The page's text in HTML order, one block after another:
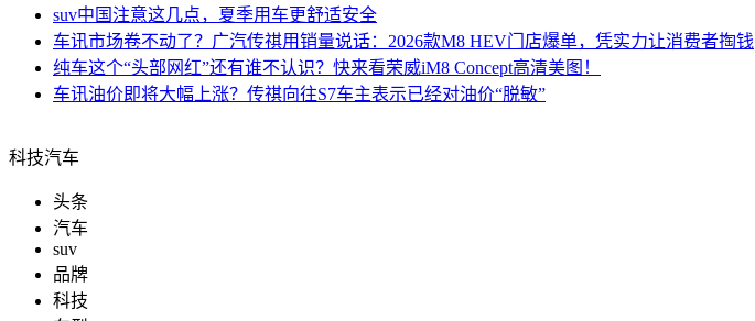
suv中国注意这几点，夏季用车更舒适安全
车讯市场卷不动了？广汽传祺用销量说话：2026款M8 HEV门店爆单，凭实力让消费者掏钱
纯车这个“头部网红”还有谁不认识？快来看荣威iM8 Concept高清美图！
车讯油价即将大幅上涨？传祺向往S7车主表示已经对油价“脱敏”
科技汽车
头条
汽车
suv
品牌
科技